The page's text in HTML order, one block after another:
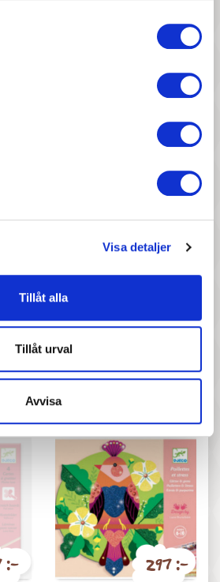
Visa detaljer
Tillåt alla
Tillåt urval
Avvisa
57 :-
Djeco - Stickers Garden
:-
At
Pris
Djeco - Collages - Cosmos
:- 297 :-